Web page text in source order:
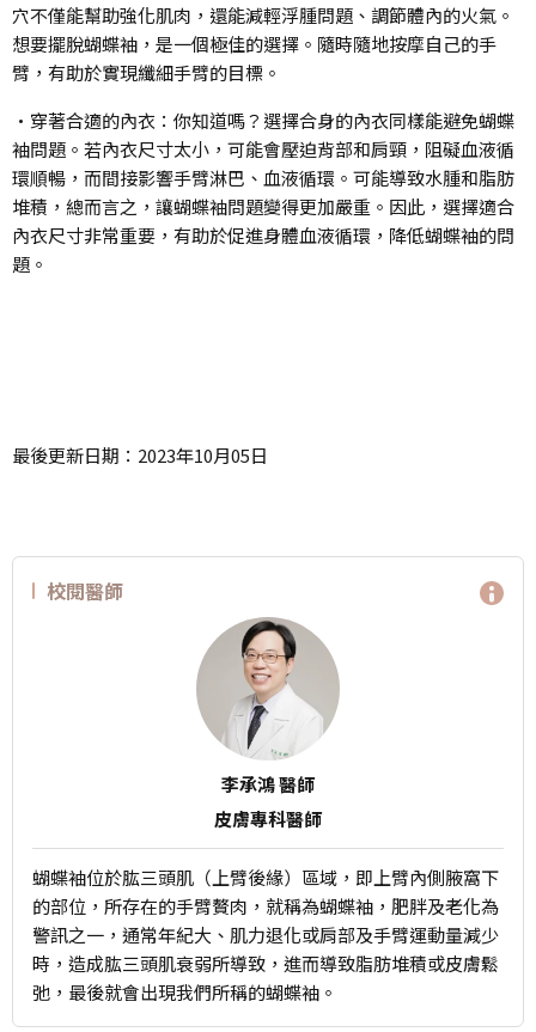
穴不僅能幫助強化肌肉，還能減輕浮腫問題、調節體內的火氣。
想要擺脫蝴蝶袖，是一個極佳的選擇。隨時隨地按摩自己的手
臂，有助於實現纖細手臂的目標。
•穿著合適的內衣：你知道嗎？選擇合身的內衣同樣能避免蝴蝶
袖問題。若內衣尺寸太小，可能會壓迫背部和肩頸，阻礙血液循
環順暢，而間接影響手臂淋巴、血液循環。可能導致水腫和脂肪
堆積，總而言之，讓蝴蝶袖問題變得更加嚴重。因此，選擇適合
內衣尺寸非常重要，有助於促進身體血液循環，降低蝴蝶袖的問
題。
最後更新日期：2023年10月05日
校閱醫師
李承鴻 醫師
皮膚專科醫師
蝴蝶袖位於肱三頭肌（上臂後緣）區域，即上臂內側腋窩下
的部位，所存在的手臂贅肉，就稱為蝴蝶袖，肥胖及老化為
警訊之一，通常年紀大、肌力退化或肩部及手臂運動量減少
時，造成肱三頭肌衰弱所導致，進而導致脂肪堆積或皮膚鬆
弛，最後就會出現我們所稱的蝴蝶袖。